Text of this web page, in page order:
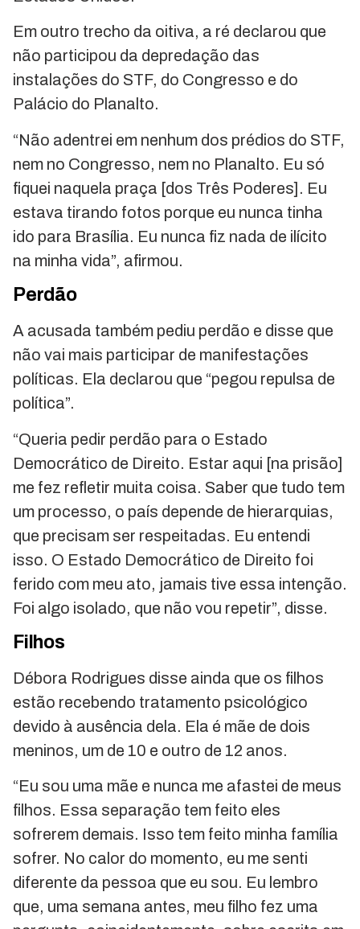
Em outro trecho da oitiva, a ré declarou que
não participou da depredação das
instalações do STF, do Congresso e do
Palácio do Planalto.
“Não adentrei em nenhum dos prédios do STF,
nem no Congresso, nem no Planalto. Eu só
fiquei naquela praça [dos Três Poderes]. Eu
estava tirando fotos porque eu nunca tinha
ido para Brasília. Eu nunca fiz nada de ilícito
na minha vida”, afirmou.
Perdão
A acusada também pediu perdão e disse que
não vai mais participar de manifestações
políticas. Ela declarou que “pegou repulsa de
política”.
“Queria pedir perdão para o Estado
Democrático de Direito. Estar aqui [na prisão]
me fez refletir muita coisa. Saber que tudo tem
um processo, o país depende de hierarquias,
que precisam ser respeitadas. Eu entendi
isso. O Estado Democrático de Direito foi
ferido com meu ato, jamais tive essa intenção.
Foi algo isolado, que não vou repetir”, disse.
Filhos
Débora Rodrigues disse ainda que os filhos
estão recebendo tratamento psicológico
devido à ausência dela. Ela é mãe de dois
meninos, um de 10 e outro de 12 anos.
“Eu sou uma mãe e nunca me afastei de meus
filhos. Essa separação tem feito eles
sofrerem demais. Isso tem feito minha família
sofrer. No calor do momento, eu me senti
diferente da pessoa que eu sou. Eu lembro
que, uma semana antes, meu filho fez uma